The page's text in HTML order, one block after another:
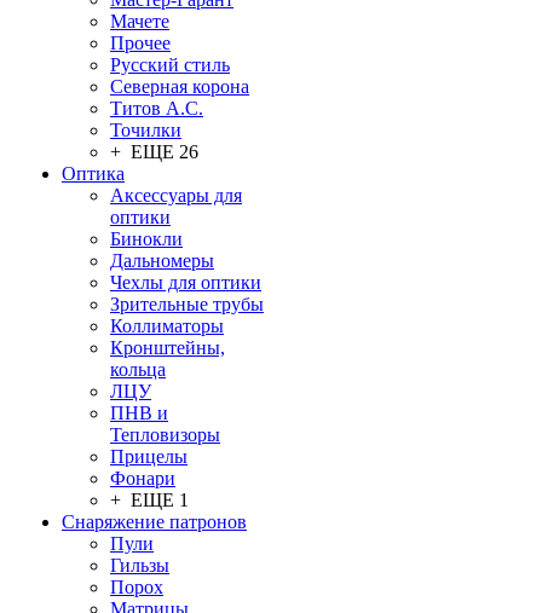
Мачете
Прочее
Русский стиль
Северная корона
Титов А.С.
Точилки
+ ЕЩЕ 26
Оптика
Аксессуары для
оптики
Бинокли
Дальномеры
Чехлы для оптики
Зрительные трубы
Коллиматоры
Кронштейны,
кольца
ЛЦУ
ПНВ и
Тепловизоры
Прицелы
Фонари
+ ЕЩЕ 1
Снаряжение патронов
Пули
Гильзы
Порох
Матрицы,